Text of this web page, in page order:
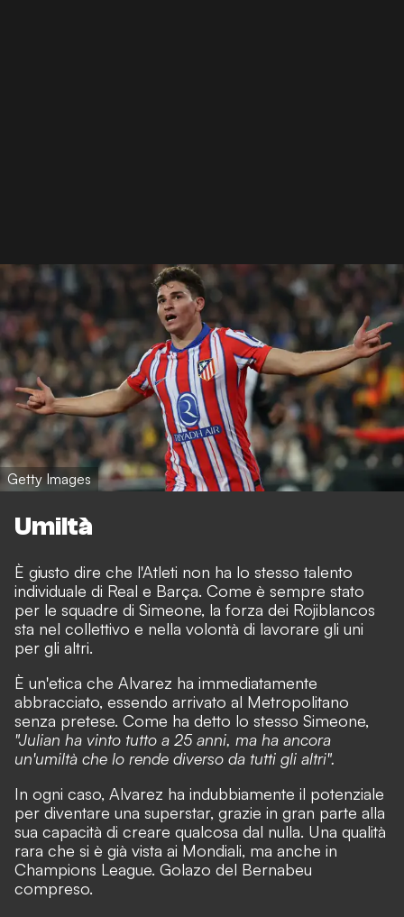
Getty Images
Umiltà
È giusto dire che l'Atleti non ha lo stesso talento
individuale di Real e Barça. Come è sempre stato
per le squadre di Simeone, la forza dei Rojiblancos
sta nel collettivo e nella volontà di lavorare gli uni
per gli altri.
È un'etica che Alvarez ha immediatamente
abbracciato, essendo arrivato al Metropolitano
senza pretese. Come ha detto lo stesso Simeone,
"Julian ha vinto tutto a 25 anni, ma ha ancora
un'umiltà che lo rende diverso da tutti gli altri".
In ogni caso, Alvarez ha indubbiamente il potenziale
per diventare una superstar, grazie in gran parte alla
sua capacità di creare qualcosa dal nulla. Una qualità
rara che si è già vista ai Mondiali, ma anche in
Champions League. Golazo del Bernabeu
compreso.